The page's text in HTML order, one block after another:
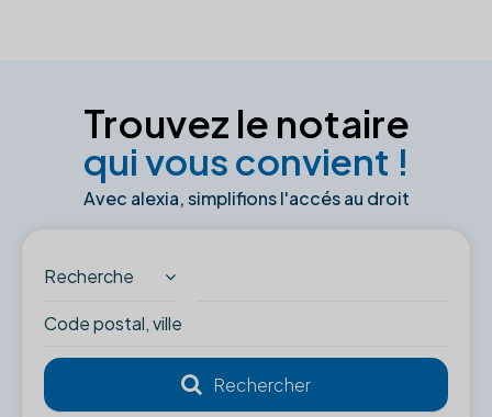
Trouvez le notaire
qui vous convient !
Avec alexia, simplifions l'accés au droit
Recherche